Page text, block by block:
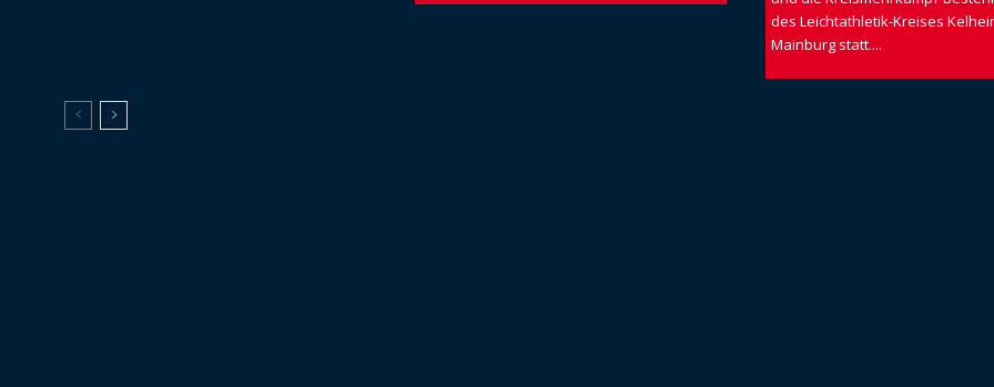
des Leichtathletik-Kreises
Mainburg statt....